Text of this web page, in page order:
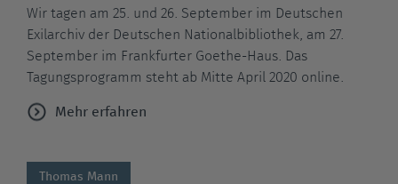
Wir tagen am 25. und 26. September im Deutschen
Exilarchiv der Deutschen Nationalbibliothek, am 27.
September im Frankfurter Goethe-Haus. Das
Tagungsprogramm steht ab Mitte April 2020 online.
Mehr erfahren
Thomas Mann